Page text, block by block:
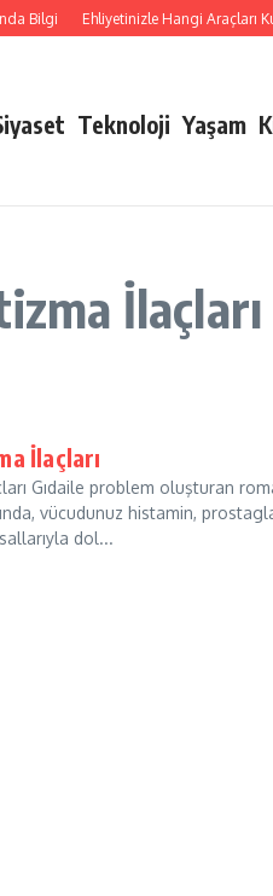
Bilgi Ehliyetinizle Hangi Araçları
Teknoloji Yaşam
İlaçları
İlaçları
Gıdaile problem oluşturan
vücudunuz histamin,
dol...